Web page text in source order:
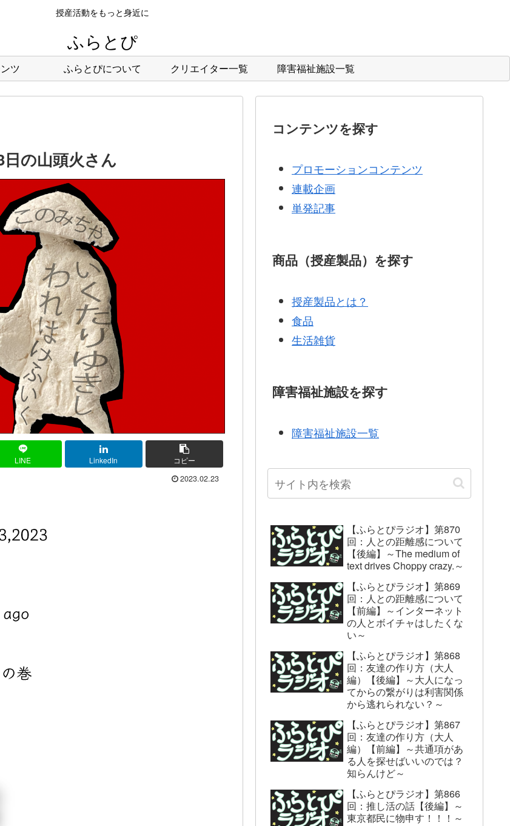
授産活動をもっと身近に
ふらとぴ
ツ ふらとぴについて クリエイター一覧 障害福祉施設一覧
日の山頭火さん
LINE LinkedIn コピー
2023.02.23
コンテンツを探す
プロモーションコンテンツ
連載企画
単発記事
商品（授産製品）を探す
授産製品とは？
食品
生活雑貨
障害福祉施設を探す
障害福祉施設一覧
【ふらとぴラジオ】第870
回：人との距離感について
【後編】～The medium of
text drives Choppy crazy.～
【ふらとぴラジオ】第869
回：人との距離感について
【前編】～インターネット
の人とボイチャはしたくな
い～
【ふらとぴラジオ】第868
回：友達の作り方（大人
編）【後編】～大人になっ
てからの繋がりは利害関係
から逃れられない？～
【ふらとぴラジオ】第867
回：友達の作り方（大人
編）【前編】～共通項があ
る人を探せばいいのでは？
知らんけど～
【ふらとぴラジオ】第866
回：推し活の話【後編】～
東京都民に物申す！！！～